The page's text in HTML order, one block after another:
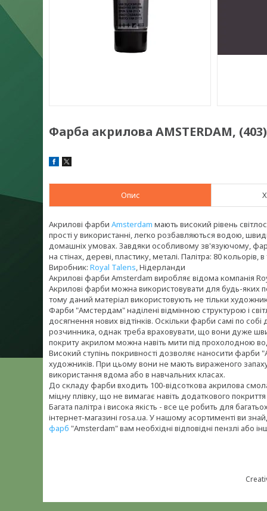
Фарба акрилова AMSTERDAM,
Опис
Акрилові фарби Amsterdam мають високий рівень
прості у використанні, легко розбавляються водою,
домашніх умовах. Завдяки особливому зв'язуючому,
на стінах, дереві, пластику, металі. Палітра: 80 кольорів,
Виробник: Royal Talens, Нідерланди
Акрилові фарби Amsterdam виробляє відома компанія
Акрилові фарби можна використовувати для будь-яких
тому даний матеріал використовують не тільки
Фарби "Амстердам" наділені відмінною структурою і
досягнення нових відтінків. Оскільки фарби самі по
розчинника, однак треба враховувати, що вони дуже
покриту акрилом можна навіть мити під прохолодною
Високий ступінь покривності дозволяє наносити
художників. При цьому вони не мають вираженого
використання вдома або в навчальних класах.
До складу фарби входить 100-відсоткова акрилова
міцну плівку, що не вимагає навіть додаткового
Багата палітра і висока якість - все це робить для
інтернет-магазині rosa.ua. У нашому асортименті ви
фарб "Amsterdam" вам необхідні відповідні пензлі або